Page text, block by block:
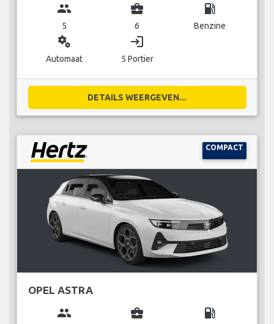
group
5
business_center
6
local_gas_station
Benzine
miscellaneous_services
Automaat
login
5 Portier
DETAILS WEERGEVEN...
COMPACT
OPEL ASTRA
group business_center local_gas_station